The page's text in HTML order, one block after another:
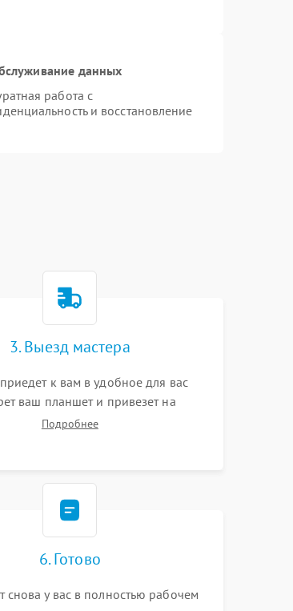
данных
работа с
и восстановление
3. Выезд мастера
к вам в удобное для вас
ваш планшет и привезет на
Подробнее
6. Готово
снова у вас в полностью рабочем